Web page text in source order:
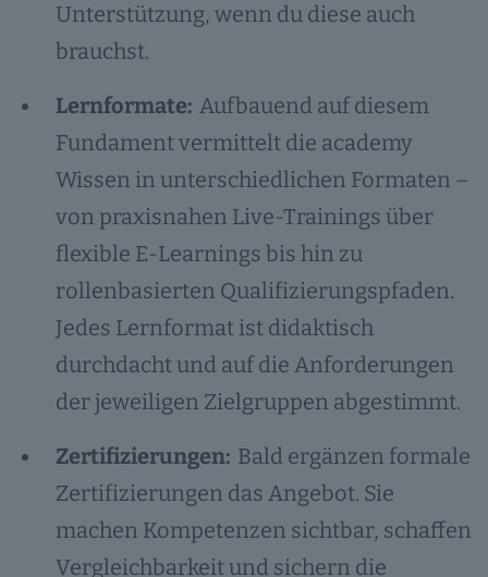
Unterstützung, wenn du diese auch
brauchst.
Lernformate: Aufbauend auf diesem
Fundament vermittelt die academy
Wissen in unterschiedlichen Formaten –
von praxisnahen Live-Trainings über
flexible E-Learnings bis hin zu
rollenbasierten Qualifizierungspfaden.
Jedes Lernformat ist didaktisch
durchdacht und auf die Anforderungen
der jeweiligen Zielgruppen abgestimmt.
Zertifizierungen: Bald ergänzen formale
Zertifizierungen das Angebot. Sie
machen Kompetenzen sichtbar, schaffen
Vergleichbarkeit und sichern die